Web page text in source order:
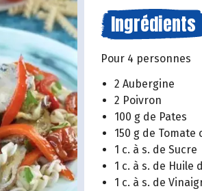
Ingrédients
Pour 4 personnes
2 Aubergine
2 Poivron
100 g de Pates
150 g de Tomate
1 c. à s. de Sucre
1 c. à s. de Huile
1 c. à s. de